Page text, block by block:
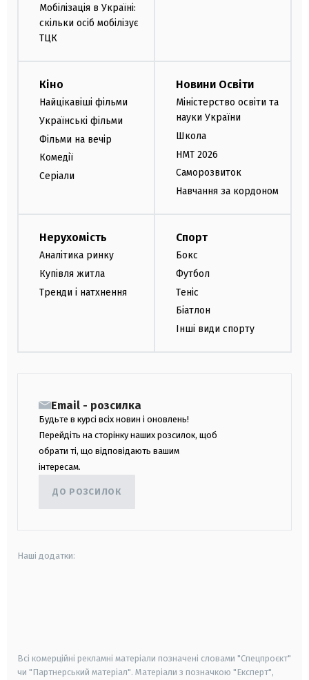
Мобілізація в Україні:
скільки осіб мобілізує
ТЦК
Кіно
Найцікавіші фільми
Українські фільми
Фільми на вечір
Комедії
Серіали
Новини Освіти
Міністерство освіти та
науки України
Школа
НМТ 2026
Саморозвиток
Навчання за кордоном
Нерухомість
Аналітика ринку
Купівля житла
Тренди і натхнення
Спорт
Бокс
Футбол
Теніс
Біатлон
Інші види спорту
Email - розсилка
Будьте в курсі всіх новин і оновлень!
Перейдіть на сторінку наших розсилок, щоб
обрати ті, що відповідають вашим
інтересам.
ДО РОЗСИЛОК
Наші додатки:
Всі комерційні рекламні матеріали позначені словами "Спецпроєкт"
чи "Партнерський матеріал". Матеріали з позначкою "Експерт",